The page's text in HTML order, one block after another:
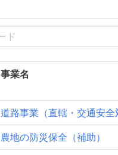
事業名
道路事業（直轄・交通安全
農地の防災保全（補助）